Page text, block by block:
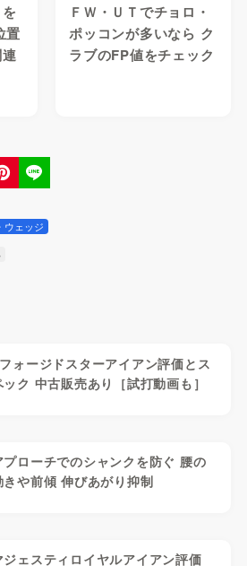
置
ＦＷ・ＵＴでチョロ・
ポッコンが多いなら ク
ラブのFP値をチェック
ウェッジ
ォージドスターアイアン評価とス
ック 中古販売あり［試打動画も］
プローチでのシャンクを防ぐ 腰の
きや前傾 伸びあがり抑制
ジェスティロイヤルアイアン評価